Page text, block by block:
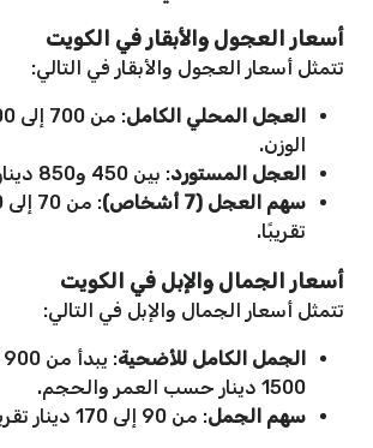
أسعار العجول والأبقار في الكويت
تتمثل أسعار العجول والأبقار في التالي:
العجل المحلي الكامل
الوزن.
العجل المستورد: بين 450 و850 دينار.
سهم العجل (7 أشخاص)
تقريبًا.
أسعار الجمال والإبل في الكويت
تتمثل أسعار الجمال والإبل في التالي:
الجمل الكامل للأضحية
1500 دينار حسب العمر والحجم.
سهم الجمل: من 90 إلى 170 دينار تقريبًا للفرد.